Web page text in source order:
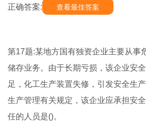
正确答案: 查看最佳答案
第17题:某地方国有独资企业主要从事
储存业务。由于长期亏损，该企业安
足，化工生产装置失修，引发安全生
生产管理有关规定，该企业应承担安
任的人员是()。